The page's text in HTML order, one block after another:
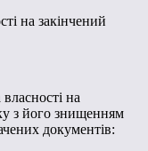
на закінчений
на
з його знищенням
документів: